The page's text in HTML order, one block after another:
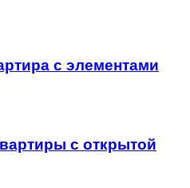
с элементами
с открытой